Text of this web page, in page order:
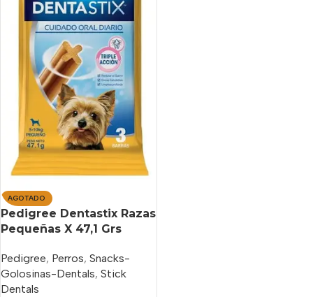
AGOTADO
Pedigree Dentastix Razas
Pequeñas X 47,1 Grs
Pedigree, Perros, Snacks-
Golosinas-Dentals, Stick
Dentals